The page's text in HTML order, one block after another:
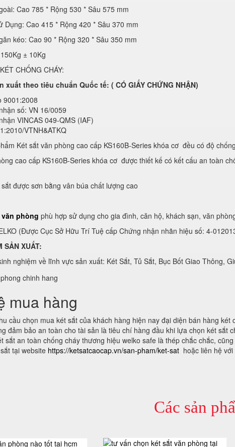
Cao 785 * Rộng 530 * Sâu 575 mm
Dụng: Cao 415 * Rộng 420 * Sâu 370 mm
kéo: Cao 90 * Rộng 320 * Sâu 350 mm
± 10Kg
CHỐNG CHÁY:
xuất theo tiêu chuẩn Quốc tế: ( CÓ GIẤY CHỨNG NHẬN)
9001:2008
số: VN 16/0059
VINCAS 049-QMS (IAF)
VTNH&ATKQ
Két sắt văn phòng cao cấp KS160B-Series khóa cơ đều có độ
cao cấp KS160B-Series khóa cơ được thiết kế có kết cấu an toàn
được sơn bằng vân búa chất lượng cao
phòng phù hợp sử dụng cho gia đình, căn hộ, khách sạn, văn
(Được Cục Sở Hữu Trí Tuệ cấp Chứng nhận nhãn hiệu số: 4-
SẢN XUẤT:
nghiệm về lĩnh vực sản xuất: Két Sắt, Tủ Sắt, Bục Bốt Giao Thông,
mua hàng
cầu chọn mua két sắt của khách hàng hiện nay đại diện bán hàng
đảm bảo an toàn cho tài sản là tiêu chí hàng đầu khi lựa chọn két
sắt an toàn chống cháy thương hiệu welko safe là thép chắc chắc,
tại website https://ketsatcaocap.vn/san-pham/ket-sat hoặc liên hệ
Các sản